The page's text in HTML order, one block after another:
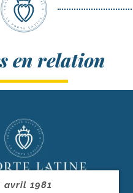
en relation
avril 1981